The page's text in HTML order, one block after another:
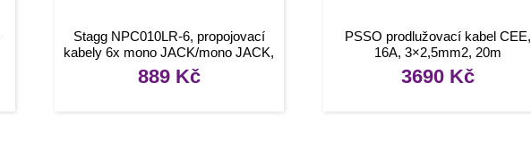
Stagg NPC010LR-6, propojovací
kabely 6x mono JACK/mono JACK,
10 cm
889 Kč
PSSO prodlužovací kabel CEE,
16A, 3×2,5mm2, 20m
3690 Kč